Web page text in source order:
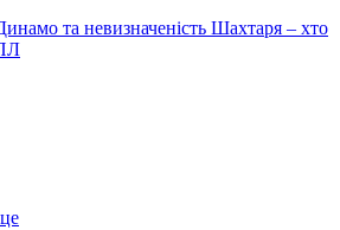
та невизначеність Шахтаря – хто